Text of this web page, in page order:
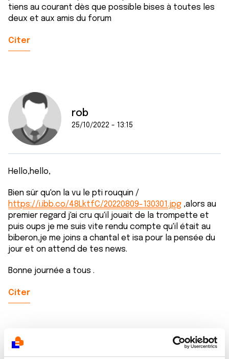
tiens au courant dès que possible bises à toutes les
deux et aux amis du forum
Citer
rob
25/10/2022 - 13:15
Hello,hello,
Bien sûr qu'on la vu le pti rouquin /
https://i.ibb.co/48LktfC/20220809-130301.jpg ,alors au
premier regard j'ai cru qu'il jouait de la trompette et
puis oups je me suis vite rendu compte qu'il était au
biberon,je me joins a chantal et isa pour la pensée du
jour et on attend de tes news.
Bonne journée a tous .
Citer